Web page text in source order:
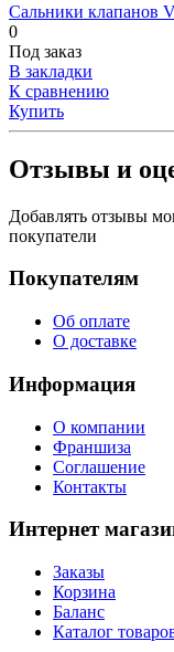
Сальники клапанов
0
Под заказ
В закладки
К сравнению
Купить
Отзывы и
Добавлять отзывы
покупатели
Покупателям
Об оплате
О доставке
Информация
О компании
Франшиза
Соглашение
Контакты
Интернет
Заказы
Корзина
Баланс
Каталог